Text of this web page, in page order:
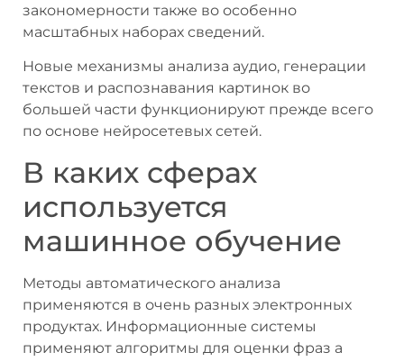
закономерности также во особенно
масштабных наборах сведений.
Новые механизмы анализа аудио, генерации
текстов и распознавания картинок во
большей части функционируют прежде всего
по основе нейросетевых сетей.
В каких сферах
используется
машинное обучение
Методы автоматического анализа
применяются в очень разных электронных
продуктах. Информационные системы
применяют алгоритмы для оценки фраз а